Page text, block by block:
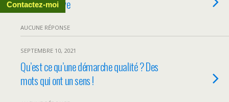
administrative
AUCUNE RÉPONSE
SEPTEMBRE 10, 2021
Qu’est ce qu’une démarche qualité ? Des
mots qui ont un sens !
Contactez-moi